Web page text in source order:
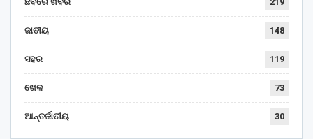
ଜାତୀୟ 148
ସହର 119
ଖେଳ 73
ଆନ୍ତର୍ଜାତୀୟ 30